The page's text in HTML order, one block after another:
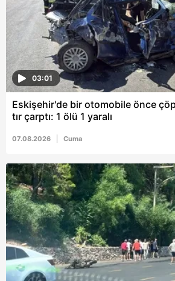
03:01
Eskişehir'de bir otomobile önce
tır çarptı: 1 ölü 1 yaralı
07.08.2026 Cuma